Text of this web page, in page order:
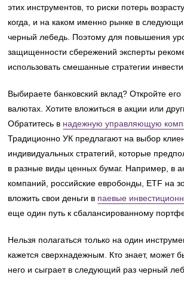
этих инструментов, то риски потерь
когда, и на каком именно рынке в
черный лебедь. Поэтому для повышения
защищенности сбережений эксперты
использовать смешанные стратегии
Выбираете банковский вклад? Откройте его
валютах. Хотите вложиться в акции или
Обратитесь в надежную управляющую
Традиционно УК предлагают на выбор
индивидуальных стратегий, которые
в разные виды ценных бумаг. Например, в
компаний, российские евробонды, ETF на
вложить свои деньги в паевые
еще один путь к сбалансированному
Нельзя полагаться только на один
кажется сверхнадежным. Кто знает, может
него и сыграет в следующий раз черный